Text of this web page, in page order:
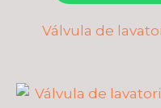
Válvula de